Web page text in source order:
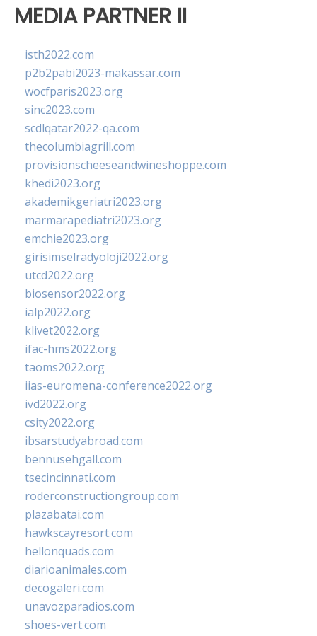
MEDIA PARTNER II
isth2022.com
p2b2pabi2023-makassar.com
wocfparis2023.org
sinc2023.com
scdlqatar2022-qa.com
thecolumbiagrill.com
provisionscheeseandwineshoppe.com
khedi2023.org
akademikgeriatri2023.org
marmarapediatri2023.org
emchie2023.org
girisimselradyoloji2022.org
utcd2022.org
biosensor2022.org
ialp2022.org
klivet2022.org
ifac-hms2022.org
taoms2022.org
iias-euromena-conference2022.org
ivd2022.org
csity2022.org
ibsarstudyabroad.com
bennusehgall.com
tsecincinnati.com
roderconstructiongroup.com
plazabatai.com
hawkscayresort.com
hellonquads.com
diarioanimales.com
decogaleri.com
unavozparadios.com
shoes-vert.com